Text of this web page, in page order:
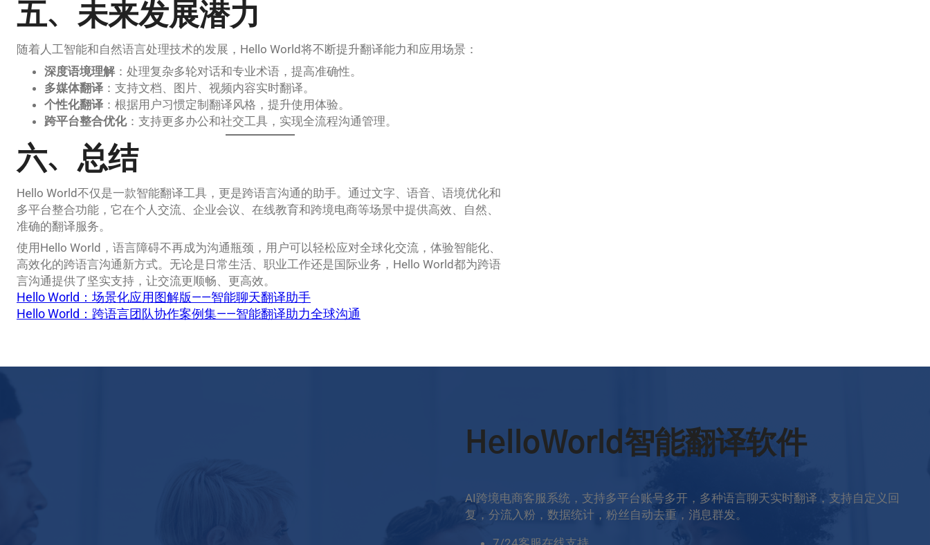
五、未来发展潜力
随着人工智能和自然语言处理技术的发展，Hello World将不断提升翻译能力和应用场景：
深度语境理解 ：处理复杂多轮对话和专业术语，提高准确性。
多媒体翻译 ：支持文档、图片、视频内容实时翻译。
个性化翻译 ：根据用户习惯定制翻译风格，提升使用体验。
跨平台整合优化：支持更多办公和社交工具，实现全流程沟通管理。
六、总结
Hello World不仅是一款智能翻译工具，更是跨语言沟通的助手。通过文字、语音、语境优化和
多平台整合功能，它在个人交流、企业会议、在线教育和跨境电商等场景中提供高效、自然、
准确的翻译服务。
使用Hello World，语言障碍不再成为沟通瓶颈，用户可以轻松应对全球化交流，体验智能化、
高效化的跨语言沟通新方式。无论是日常生活、职业工作还是国际业务，Hello World都为跨语
言沟通提供了坚实支持，让交流更顺畅、更高效。
Hello World：场景化应用图解版——智能聊天翻译助手
Hello World：跨语言团队协作案例集——智能翻译助力全球沟通
HelloWorld智能翻译软件
AI跨境电商客服系统，支持多平台账号多开，多种语言聊天实时翻译，支持自定义回
复，分流入粉，数据统计，粉丝自动去重，消息群发。